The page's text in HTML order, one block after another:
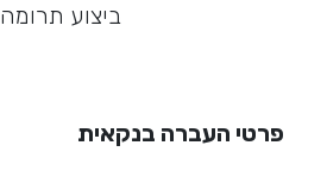
ביצוע תרומה
פרטי העברה בנקאית